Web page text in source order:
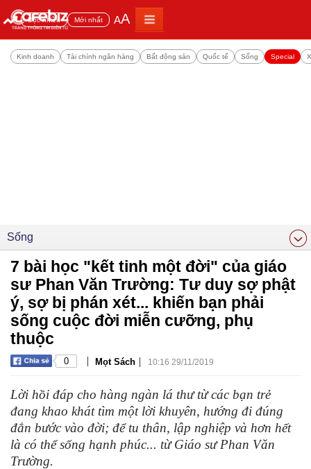
Đọc nhiều Mới nhất AA
Kinh doanh Tài chính ngân hàng Bất động sản Quốc tế Sống Special
Sống
7 bài học "kết tinh một đời" của giáo
sư Phan Văn Trường: Tư duy sợ phật
ý, sợ bị phán xét... khiến bạn phải
sống cuộc đời miễn cưỡng, phụ
thuộc
0 | Mọt Sách | 10:16 29/11/2019
Lời hồi đáp cho hàng ngàn lá thư từ các bạn trẻ
đang khao khát tìm một lời khuyên, hướng đi đúng
đắn bước vào đời; để tu thân, lập nghiệp và hơn hết
là có thể sống hạnh phúc... từ Giáo sư Phan Văn
Trường.